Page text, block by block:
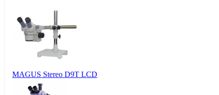
MAGUS Stereo D9T LCD